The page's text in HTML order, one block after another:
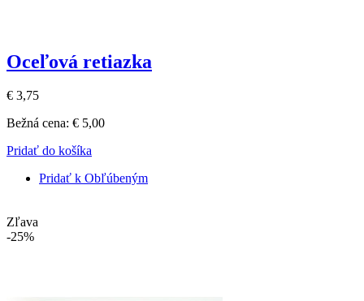
Oceľová retiazka
€ 3,75
Bežná cena: € 5,00
Pridať do košíka
Pridať k Obľúbeným
Zľava
-25%